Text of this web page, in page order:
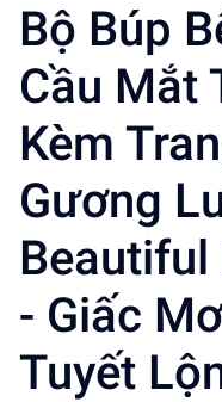
Bộ Búp
Cầu Mắt
Kèm
Gương
- Giấc
Tuyết